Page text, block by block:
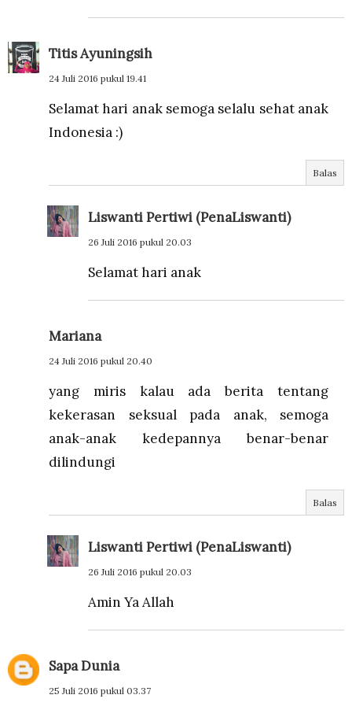
Titis Ayuningsih
24 Juli 2016 pukul 19.41
Selamat hari anak semoga selalu sehat anak
Indonesia :)
Balas
Liswanti Pertiwi (PenaLiswanti)
26 Juli 2016 pukul 20.03
Selamat hari anak
Mariana
24 Juli 2016 pukul 20.40
yang miris kalau ada berita tentang
kekerasan seksual pada anak, semoga
anak-anak kedepannya benar-benar
dilindungi
Balas
Liswanti Pertiwi (PenaLiswanti)
26 Juli 2016 pukul 20.03
Amin Ya Allah
Sapa Dunia
25 Juli 2016 pukul 03.37